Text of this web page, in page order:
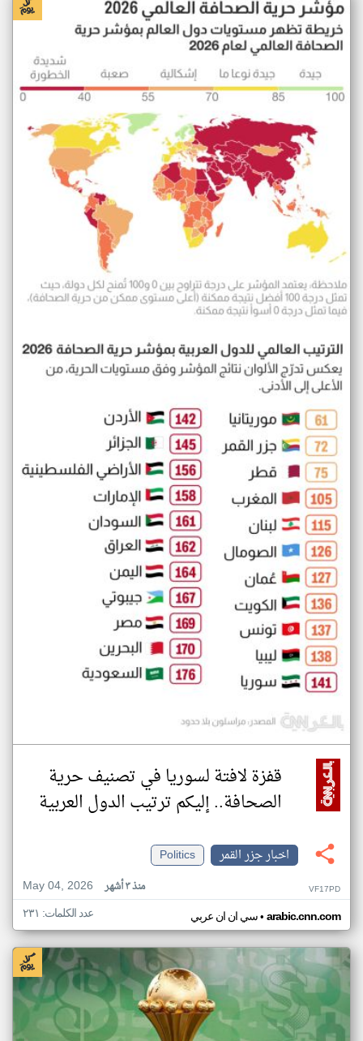
قفزة لافتة لسوريا في تصنيف حرية
الصحافة.. إليكم ترتيب الدول العربية
اخبار جزر القمر
Politics
May 04, 2026
منذ ٣ أشهر VF17PD
سي ان ان عربي• arabic.cnn.com عدد الكلمات: ٢٣١